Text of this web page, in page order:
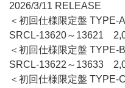
2026/3/11 RELEASE
＜初回仕様限定盤 TYPE-
SRCL-13620～13621
＜初回仕様限定盤 TYPE-
SRCL-13622～13633
＜初回仕様限定盤 TYPE-